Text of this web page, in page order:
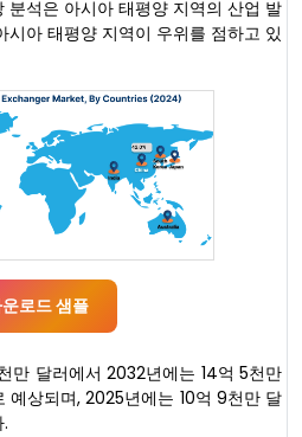
분석은 아시아 태평양 지역의 산업 발
시아 태평양 지역이 우위를 점하고 있
로드 샘플
만 달러에서 2032년에는 14억 5천만
예상되며, 2025년에는 10억 9천만 달